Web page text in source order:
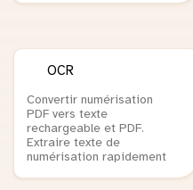
OCR
Convertir numérisation
PDF vers texte
rechargeable et PDF.
Extraire texte de
numérisation rapidement